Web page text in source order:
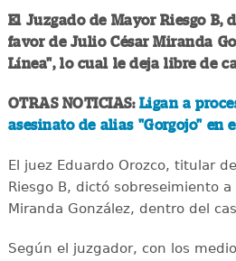
El Juzgado de Mayor Riesgo B,
favor de Julio César Miranda
Línea", lo cual le deja libre de
OTRAS NOTICIAS: Ligan a
asesinato de alias "Gorgojo" en
El juez Eduardo Orozco, titular
Riesgo B, dictó sobreseimiento a
Miranda González, dentro del
Según el juzgador, con los